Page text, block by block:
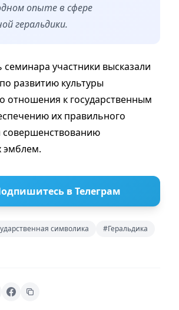
опыте в сфере
геральдики.
участники высказали
развитию культуры
отношения к государственным
их правильного
эмблем.
в Телеграм
символика
#Геральдика